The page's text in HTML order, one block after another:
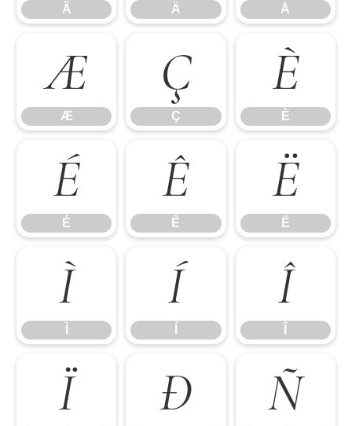
Ã Ä Å
Æ
Æ
Ç
Ç
È
È
É
É
Ê
Ê
Ë
Ë
Ì Í Î
Ï Ð Ñ